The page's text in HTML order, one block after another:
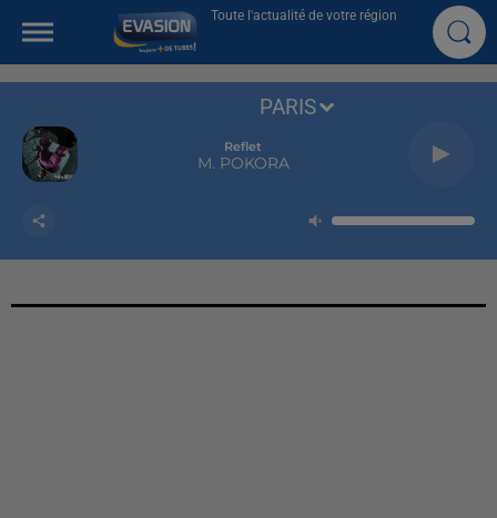
Toute l'actualité de votre région
Reflet
M. POKORA
PARIS